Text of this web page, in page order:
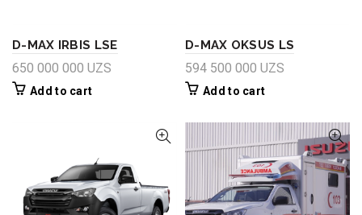
D-MAX IRBIS LSE
650 000 000 UZS
Add to cart
D-MAX OKSUS LS
594 500 000 UZS
Add to cart